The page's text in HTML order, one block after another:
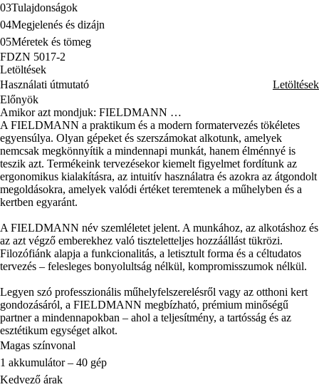
03Tulajdonságok
04Megjelenés és dizájn
05Méretek és tömeg
FDZN 5017-2
Letöltések
Használati útmutató
Letöltések
Előnyök
Amikor azt mondjuk: FIELDMANN …
A FIELDMANN a praktikum és a modern formatervezés tökéletes
egyensúlya. Olyan gépeket és szerszámokat alkotunk, amelyek
nemcsak megkönnyítik a mindennapi munkát, hanem élménnyé is
teszik azt. Termékeink tervezésekor kiemelt figyelmet fordítunk az
ergonomikus kialakításra, az intuitív használatra és azokra az átgondolt
megoldásokra, amelyek valódi értéket teremtenek a műhelyben és a
kertben egyaránt.
A FIELDMANN név szemléletet jelent. A munkához, az alkotáshoz és
az azt végző emberekhez való tiszteletteljes hozzáállást tükrözi.
Filozófiánk alapja a funkcionalitás, a letisztult forma és a céltudatos
tervezés – felesleges bonyolultság nélkül, kompromisszumok nélkül.
Legyen szó professzionális műhelyfelszerelésről vagy az otthoni kert
gondozásáról, a FIELDMANN megbízható, prémium minőségű
partner a mindennapokban – ahol a teljesítmény, a tartósság és az
esztétikum egységet alkot.
Magas színvonal
1 akkumulátor – 40 gép
Kedvező árak